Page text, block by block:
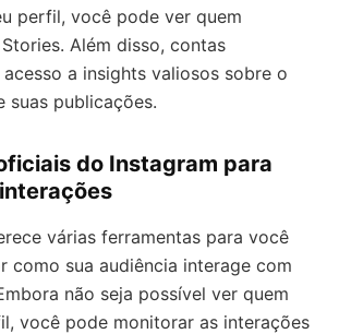
perfil, você pode ver quem
Além disso, contas
a insights valiosos sobre o
suas publicações.
do Instagram para
várias ferramentas para você
como sua audiência interage com
não seja possível ver quem
você pode monitorar as interações